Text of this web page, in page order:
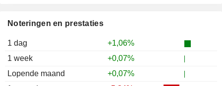
Noteringen en prestaties
1 dag
+1,06%
1 week
+0,07%
Lopende maand
+0,07%